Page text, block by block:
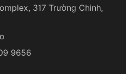
317 Trường Chinh,
9656